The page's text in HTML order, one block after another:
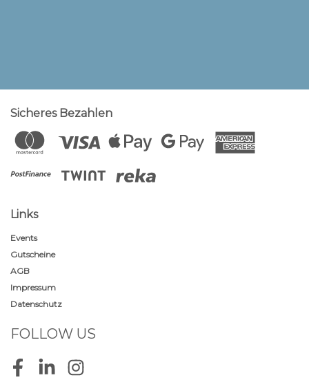
Sicheres Bezahlen
Links
Events
Gutscheine
AGB
Impressum
Datenschutz
FOLLOW US
FacebookLinkedInInstagram